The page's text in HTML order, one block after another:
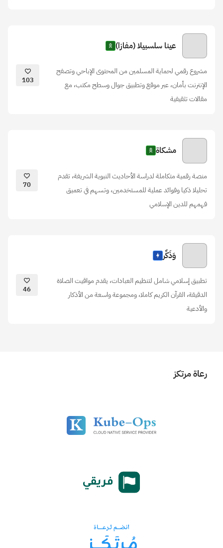
عينا سلسبيلا (مفازا)
مشروع رقمي لحماية المسلمين من المحتوى الإباحي وتصفح
الإنترنت بأمان، عبر موقع وتطبيق جوال وسطح مكتب، مع
مقالات تثقيفية
103
مشكاة
منصة رقمية متكاملة لدراسة الأحاديث النبوية الشريفة، تقدم
تحليلا ذكيا وفوائد عملية للمستخدمين، وتسهم في تعميق
فهمهم للدين الإسلامي
70
وَذَكِّر
تطبيق إسلامي شامل لتنظيم العبادات، يقدم مواقيت الصلاة
الدقيقة، القرآن الكريم كاملا، ومجموعة واسعة من الأذكار
والأدعية
46
رعاة مرتكز